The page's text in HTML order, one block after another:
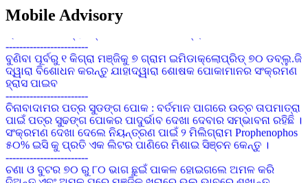
Mobile Advisory
ଚାଷପାଇଁ ୫ କି.ଗ୍ରା. ପ୍ରତି ଏକର ବିହନ ଆବଶ୍ୟକ
ବୁଣିବା ପୂର୍ବରୁ ୧ କିଗ୍ରା ମଞ୍ଜିକୁ ୭ ଗ୍ରାମ ଇମିଡାକ୍ଲୋପ୍ରିଡ୍ ୭୦ ଡବ୍ଲୁ.ଜି
ଦ୍ୱାରା ବିଶୋଧନ କରନ୍ତୁ ଯାହାଦ୍ୱାରା ଶୋଷକ ପୋକାମାନର ସଂକ୍ରମଣ
ହ୍ରାସ ପାଇବ
------------------------
ଚିନାବାଦାମର ପତ୍ର ସୁଡଙ୍ଗ ପୋକ : ବର୍ତମାନ ପାଗରେ ଉଚ୍ଚ ତାପମାତ୍ରା
ପାଇଁ ପତ୍ର ସୁଢଙ୍ଗ ପୋକର ପାଦୁର୍ଭାବ ଦେଖା ଦେବାର ସମ୍ଭାବନା ରହିଛି ।
ସଂକ୍ରମଣ ଦେଖା ଦେଲେ ନିୟନ୍ତ୍ରଣ ପାଇଁ ୨ ମିଲିଗ୍ରାମ Prophenophos
୫୦% ଇସି କୁ ପ୍ରତି ଏକ ଲିଟର ପାଣିରେ ମିଶାଇ ସିଞ୍ଚନ କେନ୍ତୁ ।
------------------------
ଚଣା ଓ ବୁଟର ୭୦ ରୁ ୮୦ ଭାଗ ଛୁଇଁ ପାକଳ ହୋଇଗଲେ ଅମଳ କରି
ଦିଅନ୍ତୁ ଏବଂ ଅମଳ ପରେ ମଞ୍ଜିକୁ ଖରାରେ ଭଲ ଭାବରେ ଶୁଖାନ୍ତୁ
ଯେପରିକି ମଞ୍ଜିରେ 8 ରୁ 10 ଭାଗ ଜଳୀୟ ଅଂଶ ରହିବ